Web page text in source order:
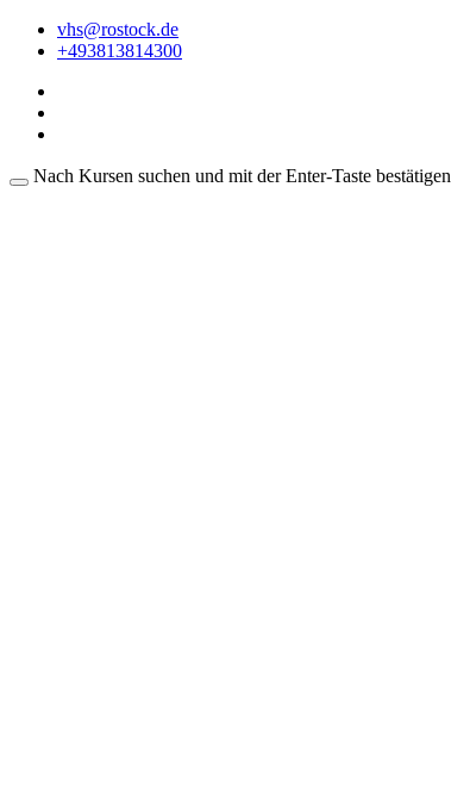
vhs@rostock.de
+493813814300
Nach Kursen suchen und mit der Enter-Taste bestätigen